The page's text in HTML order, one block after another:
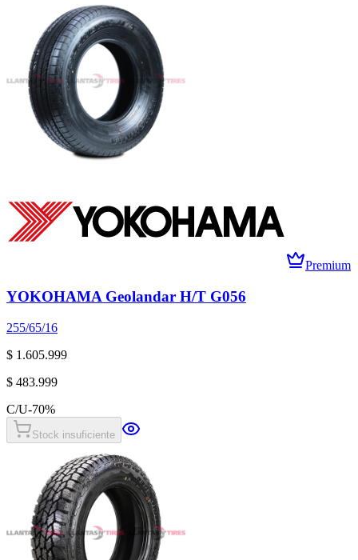
Premium
YOKOHAMA Geolandar H/T G056
255/65/16
$ 1.605.999
$ 483.999
C/U-70%
Stock insuficiente